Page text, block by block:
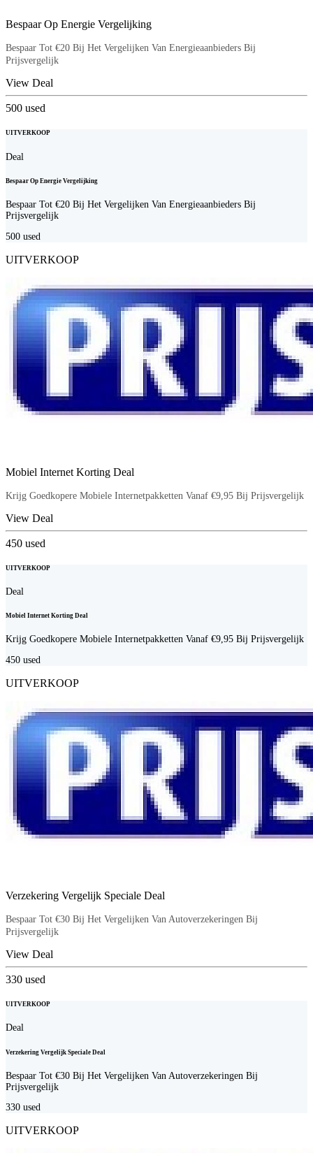
Bespaar Op Energie Vergelijking
Bespaar Tot €20 Bij Het Vergelijken Van Energieaanbieders Bij
Prijsvergelijk
View Deal
500 used
UITVERKOOP
Deal
Bespaar Op Energie Vergelijking
Bespaar Tot €20 Bij Het Vergelijken Van Energieaanbieders Bij
Prijsvergelijk
500 used
UITVERKOOP
Mobiel Internet Korting Deal
Krijg Goedkopere Mobiele Internetpakketten Vanaf €9,95 Bij Prijsvergelijk
View Deal
450 used
UITVERKOOP
Deal
Mobiel Internet Korting Deal
Krijg Goedkopere Mobiele Internetpakketten Vanaf €9,95 Bij Prijsvergelijk
450 used
UITVERKOOP
Verzekering Vergelijk Speciale Deal
Bespaar Tot €30 Bij Het Vergelijken Van Autoverzekeringen Bij
Prijsvergelijk
View Deal
330 used
UITVERKOOP
Deal
Verzekering Vergelijk Speciale Deal
Bespaar Tot €30 Bij Het Vergelijken Van Autoverzekeringen Bij
Prijsvergelijk
330 used
UITVERKOOP